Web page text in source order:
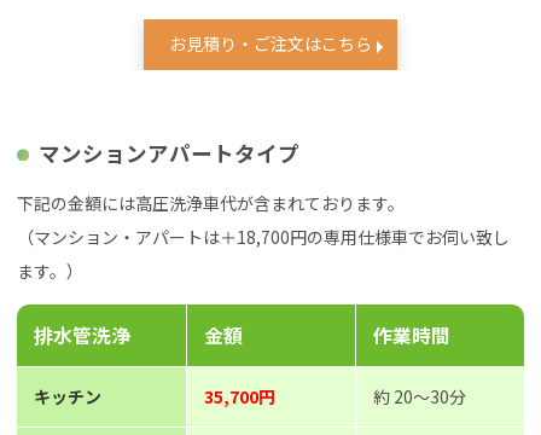
お見積り・ご注文はこちら
マンションアパートタイプ
下記の金額には高圧洗浄車代が含まれております。
（マンション・アパートは＋18,700円の専用仕様車でお伺い致し
ます。）
排水管洗浄 金額 作業時間
キッチン 35,700円 約 20～30分